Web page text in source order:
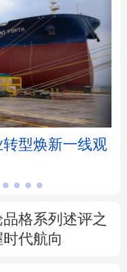
北 山西
海 江苏
建 江西
北
南 重庆
转型焕新一线观
格系列述评之
代航向